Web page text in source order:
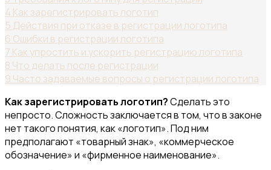
4 Как зарегистрировать логотип
5 Действия при отказе в регистрации логотипа
6 Ошибки в регистрации логотипа
7 Как упростить и ускорить регистрацию логотипа
8 Что делать после регистрации
9 Часто задаваемые вопросы о регистрации логотипа
Как зарегистрировать логотип?Сделать это
непросто. Сложность заключается в том, что в законе
нет такого понятия, как «логотип». Под ним
предполагают «товарный знак», «коммерческое
обозначение» и «фирменное наименование».